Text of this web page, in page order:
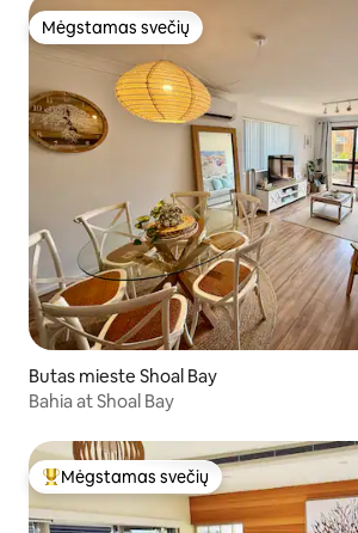
Mėgstamas svečių
Mėgstamas svečių
Butas mieste Shoal Bay
Bahia at Shoal Bay
Svečių mėgstamiausias
Mėgstamas svečių